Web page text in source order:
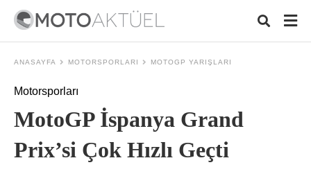
ANASAYFA MOTORSPORLARI MOTOGP YARIŞLARI
Motorsporları
MotoGP İspanya Grand
Prix’si Çok Hızlı Geçti